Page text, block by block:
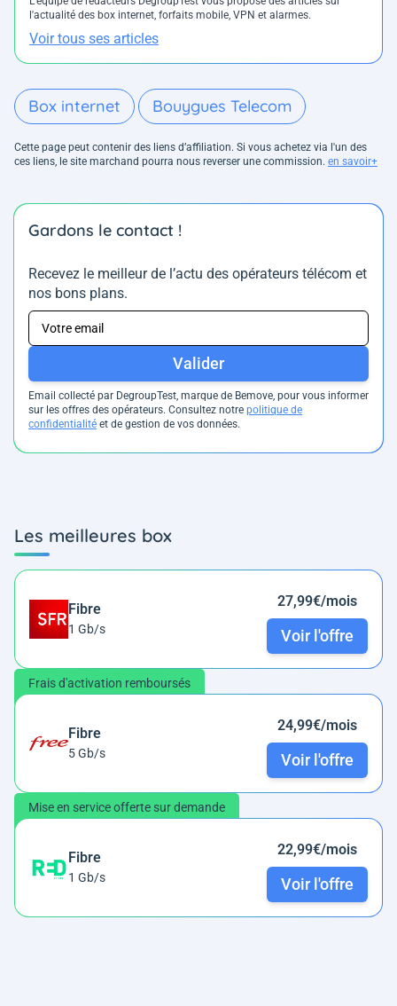
l'actualité des box internet, forfaits mobile, VPN et alarmes.
Voir tous ses articles
Box internet Bouygues Telecom
Cette page peut contenir des liens d’affiliation. Si vous achetez via l'un des
ces liens, le site marchand pourra nous reverser une commission. en savoir+
Gardons le contact !
Recevez le meilleur de l’actu des opérateurs télécom et
nos bons plans.
Valider
Email collecté par DegroupTest, marque de Bemove, pour vous informer
sur les offres des opérateurs. Consultez notre politique de
confidentialité et de gestion de vos données.
Les meilleures box
Fibre
1 Gb/s
27,99€/mois
Voir l'offre
Frais d'activation remboursés
Fibre
5 Gb/s
24,99€/mois
Voir l'offre
Mise en service offerte sur demande
Fibre
1 Gb/s
22,99€/mois
Voir l'offre